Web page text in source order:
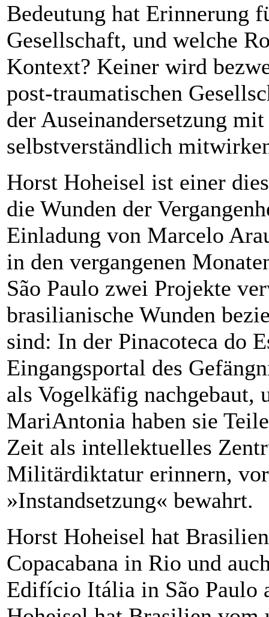
Bedeutung hat Erinnerung
Gesellschaft, und welche
Kontext? Keiner wird
post-traumatischen
der Auseinandersetzung
selbstverständlich
Horst Hoheisel ist einer
die Wunden der
Einladung von Marcelo
in den vergangenen
São Paulo zwei Projekte
brasilianische Wunden
sind: In der Pinacoteca do
Eingangsportal des
als Vogelkäfig
MariAntonia haben sie
Zeit als intellektuelles
Militärdiktatur erinnern,
»Instandsetzung« bewahrt.
Horst Hoheisel hat
Copacabana in Rio und
Edifício Itália in São Paulo